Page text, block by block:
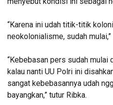
“Karena ini udah titik-titik
neokolonialisme, sudah mulai,”
“Kebebasan pers sudah mulai
kalau nanti UU Polri ini
sangat kebebasannya udah
bayangkan,” tutur Ribka.